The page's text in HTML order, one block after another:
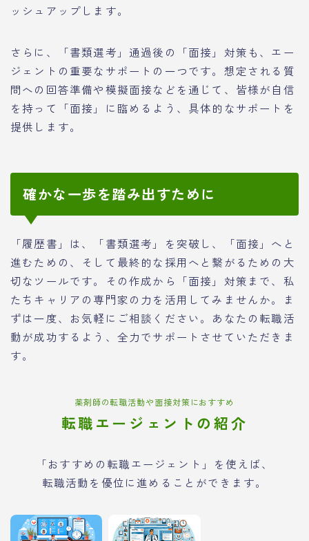
ッシュアップします。
さらに、「書類選考」通過後の「面接」対策も、エー
ジェントの重要なサポートの一つです。想定される質
問への回答準備や模擬面接などを通じて、皆様が自信
を持って「面接」に臨めるよう、具体的なサポートを
提供します。
確かな一歩を踏み出すために
「履歴書」は、「書類選考」を突破し、「面接」へと
進むための、そして最終的な採用へと繋がるための大
切なツールです。その作成から「面接」対策まで、私
たちキャリアの専門家の力を活用してみませんか。ま
ずは一度、お気軽にご相談ください。あなたの転職活
動が成功するよう、全力でサポートさせていただきま
す。
薬剤師の転職活動や面接対策におすすめ
転職エージェントの紹介
「おすすめの転職エージェント」を使えば、
転職活動を優位に進めることができます。